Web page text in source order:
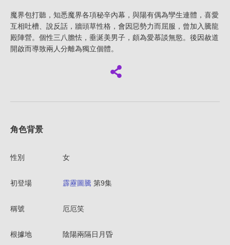
魔界包打聽，知悉魔界各項秘辛內幕，與陽有偶為孿生連體，喜愛
互相吐槽、說反話，牆頭草性格，會因惡勢力而屈服，曾加入騰龍
殿陣營。個性三八膽怯，垂涎美男子，頗為愛慕談無慾。後因赦道
開啟而導致兩人分離為獨立個體。
角色背景
性別 女
初登場 霹靂圖騰 第9集
稱號 厄厄笑
根據地 陰陽兩隔日月昏